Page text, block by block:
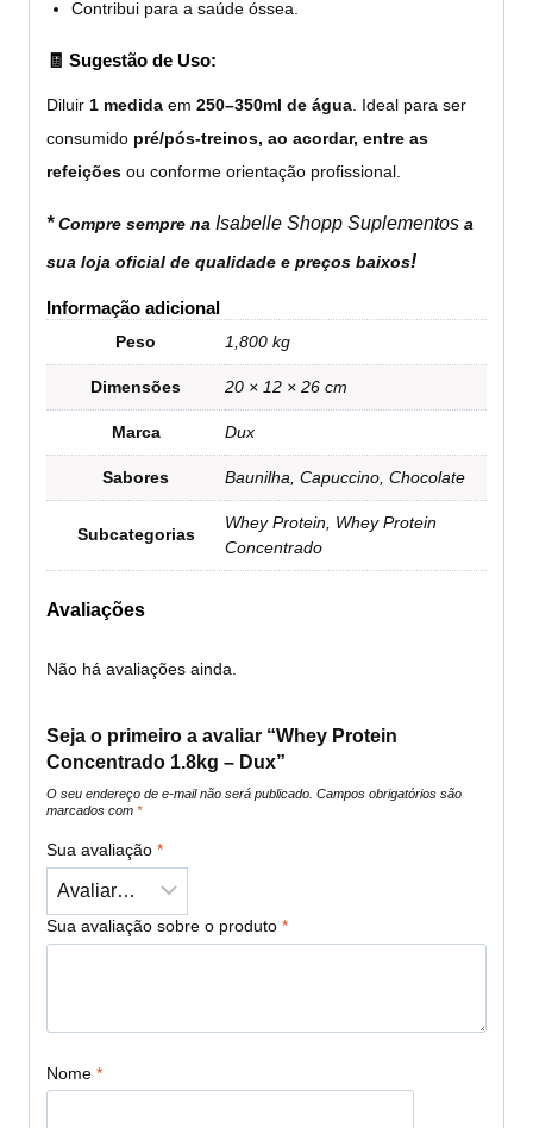
Contribui para a saúde óssea.
🧾 Sugestão de Uso:
Diluir 1 medida em 250–350ml de água . Ideal para ser
consumido pré/pós-treinos, ao acordar, entre as
refeições ou conforme orientação profissional.
*Compre sempre na Isabelle Shopp Suplementos a
sua loja oficial de qualidade e preços baixos!
Informação adicional
Peso 1,800 kg
Dimensões 20 × 12 × 26 cm
Marca Dux
Sabores Baunilha, Capuccino, Chocolate
Subcategorias
Whey Protein, Whey Protein
Concentrado
Avaliações
Não há avaliações ainda.
Seja o primeiro a avaliar “Whey Protein
Concentrado 1.8kg – Dux”
O seu endereço de e-mail não será publicado. Campos obrigatórios são
marcados com *
Sua avaliação *
Sua avaliação sobre o produto *
Nome *